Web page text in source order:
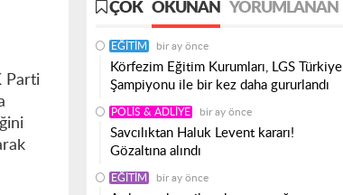
Parti
ÇOK OKUNAN YORUMLANAN
EĞITIM bir ay önce
Körfezim Eğitim Kurumları, LGS Türkiye
Şampiyonu ile bir kez daha gururlandı
POLIS & ADLIYE bir ay önce
Savcılıktan Haluk Levent kararı!
Gözaltına alındı
EĞITIM bir ay önce